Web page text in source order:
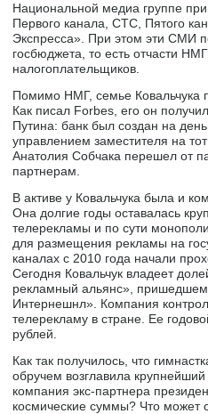
Национальной медиа группе
Первого канала, СТС, Пятого
Экспресса». При этом эти СМИ
госбюджета, то есть отчасти
налогоплательщиков.
Помимо НМГ, семье Ковальчука
Как писал Forbes, его он
Путина: банк был создан на
управлением заместителя на
Анатолия Собчака перешел от
партнерам.
В активе у Ковальчука была и
Она долгие годы оставалась
телерекламы и по сути
для размещения рекламы на
каналах с 2010 года начали
Сегодня Ковальчук владеет
рекламный альянс»,
Интернешнл». Компания
телерекламу в стране. Ее
рублей.
Как так получилось, что
обручем возглавила
компания экс-партнера
космические суммы? Что может